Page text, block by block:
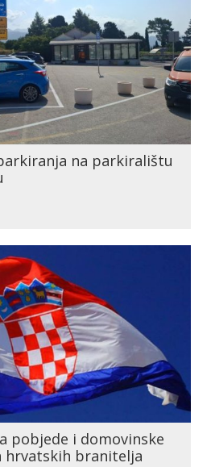
na parkiralištu
pobjede i domovinske
hrvatskih branitelja